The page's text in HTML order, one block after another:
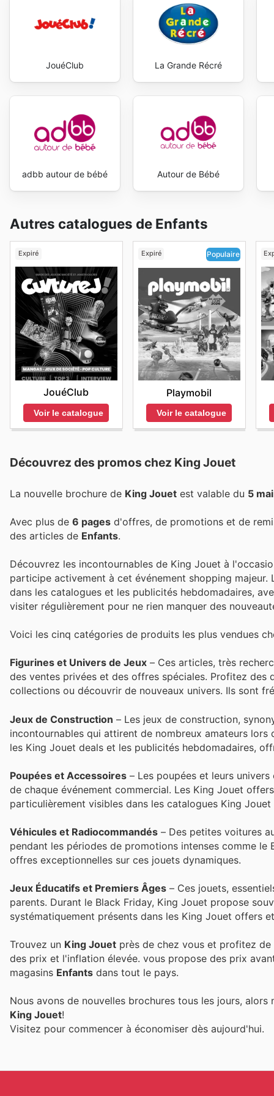
JouéClub La Grande Récré
adbb autour de bébé Autour de Bébé
Autres catalogues de Enfants
Expiré
JouéClub
Voir le catalogue
Expiré Populaire
Playmobil
Voir le catalogue
Découvrez des promos chez King Jouet
La nouvelle brochure de King Jouet est valable du 5
Avec plus de 6 pages d'offres, de promotions et de
des articles de Enfants.
Découvrez les incontournables de King Jouet à
participe activement à cet événement shopping
dans les catalogues et les publicités hebdomadaires,
visiter régulièrement pour ne rien manquer des
Voici les cinq catégories de produits les plus vendues
Figurines et Univers de Jeux – Ces articles, très
des ventes privées et des offres spéciales. Profitez
collections ou découvrir de nouveaux univers. Ils sont
Jeux de Construction – Les jeux de construction,
incontournables qui attirent de nombreux amateurs
les King Jouet deals et les publicités hebdomadaires,
Poupées et Accessoires – Les poupées et leurs
de chaque événement commercial. Les King Jouet
particulièrement visibles dans les catalogues King
Véhicules et Radiocommandés – Des petites voitures
pendant les périodes de promotions intenses comme
offres exceptionnelles sur ces jouets dynamiques.
Jeux Éducatifs et Premiers Âges – Ces jouets,
parents. Durant le Black Friday, King Jouet propose
systématiquement présents dans les King Jouet offers
Trouvez un King Jouet près de chez vous et profitez
des prix et l'inflation élevée. vous propose des prix
magasins Enfants dans tout le pays.
Nous avons de nouvelles brochures tous les jours,
King Jouet!
Visitez pour commencer à économiser dès aujourd'hui.